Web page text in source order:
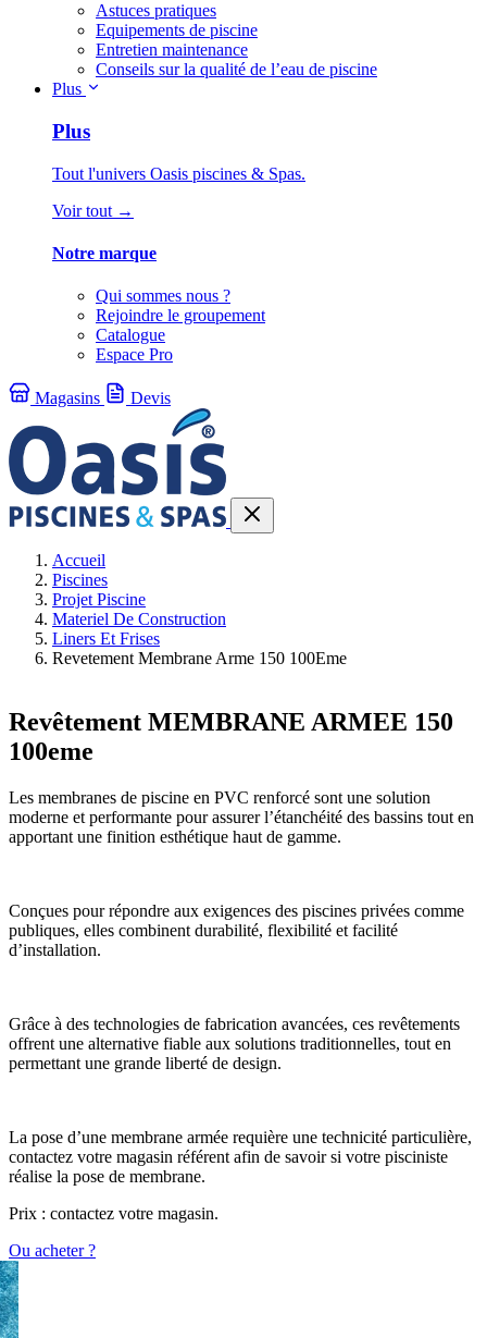
Astuces pratiques
Equipements de piscine
Entretien maintenance
Conseils sur la qualité de l’eau de piscine
Plus
Plus
Tout l'univers Oasis piscines & Spas.
Voir tout →
Notre marque
Qui sommes nous ?
Rejoindre le groupement
Catalogue
Espace Pro
Magasins Devis
Accueil
Piscines
Projet Piscine
Materiel De Construction
Liners Et Frises
Revetement Membrane Arme 150 100Eme
Revêtement MEMBRANE ARMEE 150
100eme
Les membranes de piscine en PVC renforcé sont une solution
moderne et performante pour assurer l’étanchéité des bassins tout en
apportant une finition esthétique haut de gamme.
Conçues pour répondre aux exigences des piscines privées comme
publiques, elles combinent durabilité, flexibilité et facilité
d’installation.
Grâce à des technologies de fabrication avancées, ces revêtements
offrent une alternative fiable aux solutions traditionnelles, tout en
permettant une grande liberté de design.
La pose d’une membrane armée requière une technicité particulière,
contactez votre magasin référent afin de savoir si votre pisciniste
réalise la pose de membrane.
Prix : contactez votre magasin.
Ou acheter ?